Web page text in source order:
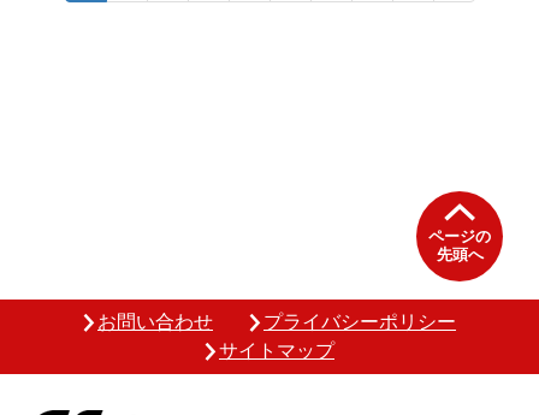
ページの
先頭へ
お問い合わせ
プライバシーポリシー
サイトマップ